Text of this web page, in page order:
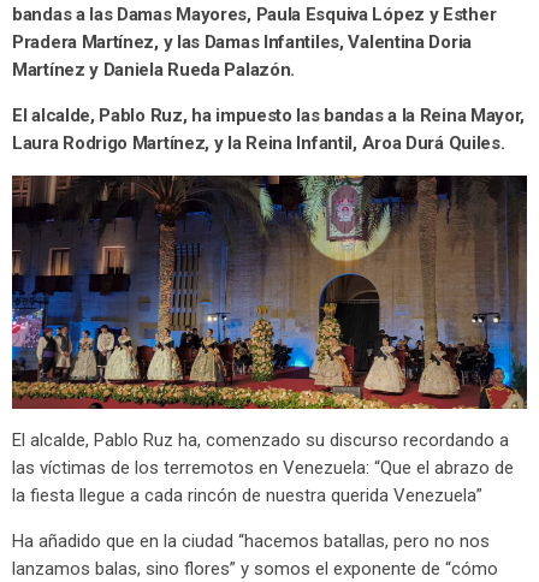
bandas a las Damas Mayores, Paula Esquiva López y Esther
Pradera Martínez, y las Damas Infantiles, Valentina Doria
Martínez y Daniela Rueda Palazón.
El alcalde, Pablo Ruz, ha impuesto las bandas a la Reina Mayor,
Laura Rodrigo Martínez, y la Reina Infantil, Aroa Durá Quiles.
El alcalde, Pablo Ruz ha, comenzado su discurso recordando a
las víctimas de los terremotos en Venezuela: “Que el abrazo de
la fiesta llegue a cada rincón de nuestra querida Venezuela”
Ha añadido que en la ciudad “hacemos batallas, pero no nos
lanzamos balas, sino flores” y somos el exponente de “cómo